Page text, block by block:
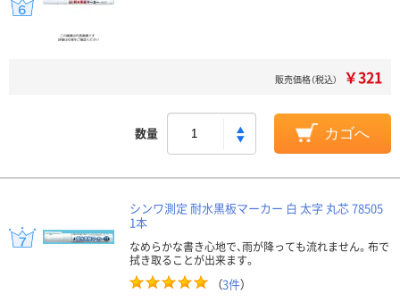
販売価格（税込） ￥321
数量 カゴへ
シンワ測定 耐水黒板マーカー 白 太字 丸芯 78505
1本
なめらかな書き心地で、雨が降っても流れません。布で
拭き取ることが出来ます。
（3件）